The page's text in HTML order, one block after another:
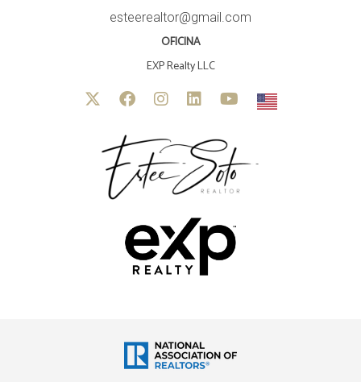
esteerealtor@gmail.com
OFICINA
EXP Realty LLC